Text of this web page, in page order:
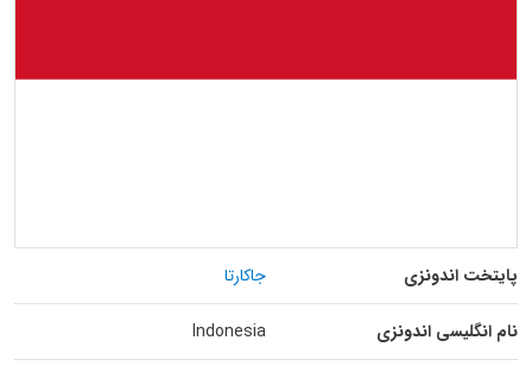
پایتخت اندونزی جاکارتا
نام انگلیسی اندونزی Indonesia